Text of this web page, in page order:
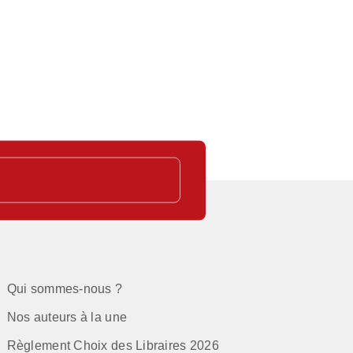
Qui sommes-nous ?
Nos auteurs à la une
Règlement Choix des Libraires 2026